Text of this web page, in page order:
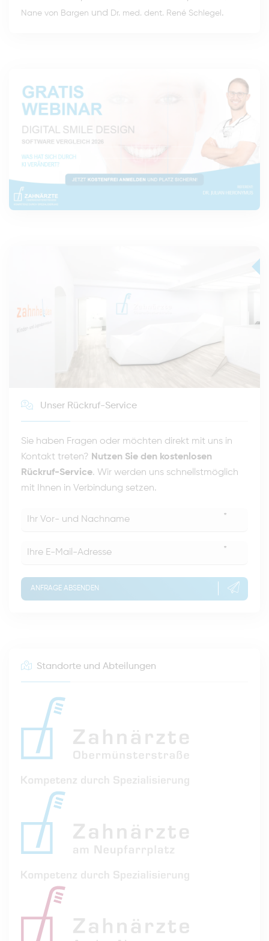
Nane von Bargen und Dr. med. dent. René Schlegel .
Unser Rückruf-Service
Sie haben Fragen oder möchten direkt mit uns in
Kontakt treten? Nutzen Sie den kostenlosen
Rückruf-Service. Wir werden uns schnellstmöglich
mit Ihnen in Verbindung setzen.
*
*
ANFRAGE ABSENDEN
Standorte und Abteilungen